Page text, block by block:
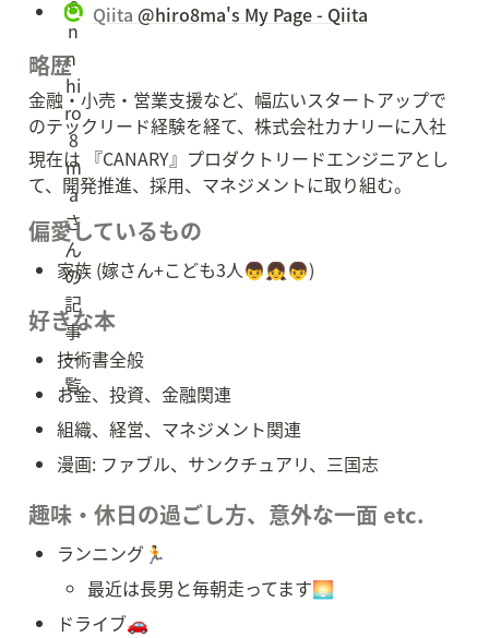
Qiita @hiro8ma's My Page - Qiita
略歴
金融・小売・営業支援など、幅広いスタートアップで
のテックリード経験を経て、株式会社カナリーに入社
現在は 『CANARY』プロダクトリードエンジニアとし
て、開発推進、採用、マネジメントに取り組む。
偏愛しているもの
家族 (嫁さん+こども3人👦👧👦)
好きな本
技術書全般
お金、投資、金融関連
組織、経営、マネジメント関連
漫画: ファブル、サンクチュアリ、三国志
趣味・休日の過ごし方、意外な一面 etc.
ランニング🏃
最近は長男と毎朝走ってます🌅
ドライブ🚗